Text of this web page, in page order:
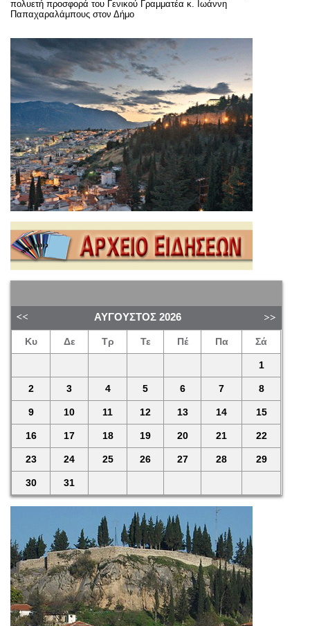
πολυετή προσφορά του Γενικού Γραμματέα κ. Ιωάννη
Παπαχαραλάμπους στον Δήμο
ΑΎΓΟΥΣΤΟΣ 2026
Κυ Δε Τρ Τε Πέ Πα Σά
1
2 3 4 5 6 7 8
9 10 11 12 13 14 15
16 17 18 19 20 21 22
23 24 25 26 27 28 29
30 31